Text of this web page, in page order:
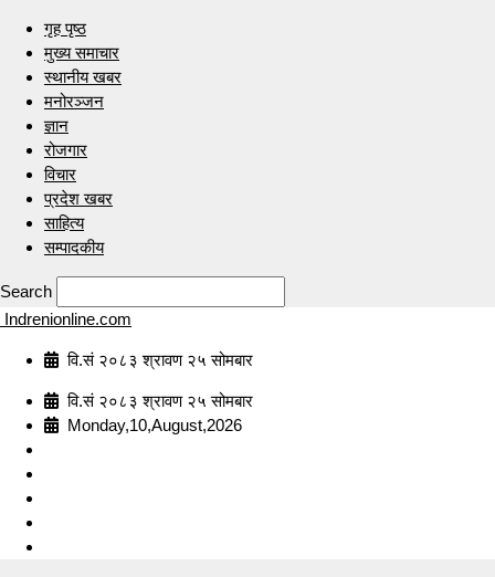
गृह पृष्ठ
मुख्य समाचार
स्थानीय खबर
मनोरञ्जन
ज्ञान
रोजगार
विचार
प्रदेश खबर
साहित्य
सम्पादकीय
Search
Indrenionline.com
वि.सं २०८३ श्रावण २५ सोमबार
वि.सं २०८३ श्रावण २५ सोमबार
Monday,10,August,2026